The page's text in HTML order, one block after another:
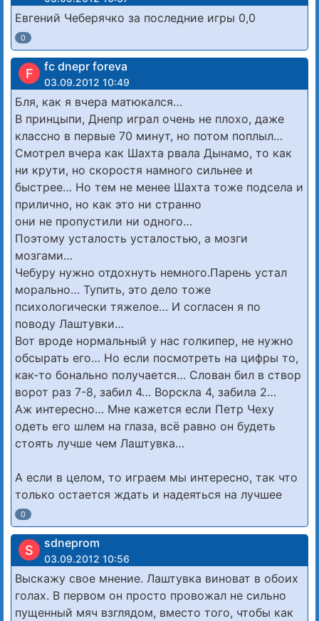
Евгений Чеберячко за последние игры 0,0
0
F fc dnepr foreva
03.09.2012 10:49
Бля, как я вчера матюкался…
В принцыпи, Днепр играл очень не плохо, даже
классно в первые 70 минут, но потом поплыл…
Смотрел вчера как Шахта рвала Дынамо, то как
ни крути, но скоростя намного сильнее и
быстрее… Но тем не менее Шахта тоже подсела и
прилично, но как это ни странно
они не пропустили ни одного…
Поэтому усталость усталостью, а мозги
мозгами…
Чебуру нужно отдохнуть немного.Парень устал
морально… Тупить, это дело тоже
психологически тяжелое… И согласен я по
поводу Лаштувки…
Вот вроде нормальный у нас голкипер, не нужно
обсырать его… Но если посмотреть на цифры то,
как-то бонально получается… Слован бил в створ
ворот раз 7-8, забил 4… Ворскла 4, забила 2…
Аж интересно… Мне кажется если Петр Чеху
одеть его шлем на глаза, всё равно он будеть
стоять лучше чем Лаштувка…
А если в целом, то играем мы интересно, так что
только остается ждать и надеяться на лучшее
0
S sdneprom
03.09.2012 10:56
Выскажу свое мнение. Лаштувка виноват в обоих
голах. В первом он просто провожал не сильно
пущенный мяч взглядом, вместо того, чтобы как